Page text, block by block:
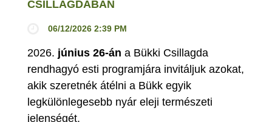
CSILLAGDÁBAN
06/12/2026 2:39 PM
2026. június 26-án a Bükki Csillagda
rendhagyó esti programjára invitáljuk azokat,
akik szeretnék átélni a Bükk egyik
legkülönlegesebb nyár eleji természeti
jelenségét.